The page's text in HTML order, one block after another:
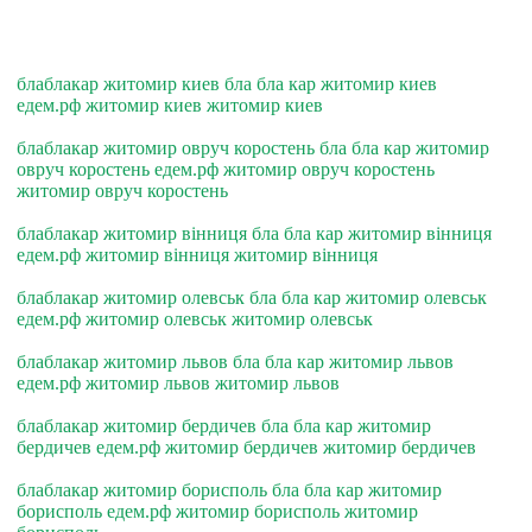
блаблакар житомир киев бла бла кар житомир киев
едем.рф житомир киев житомир киев
блаблакар житомир овруч коростень бла бла кар житомир
овруч коростень едем.рф житомир овруч коростень
житомир овруч коростень
блаблакар житомир вiнниця бла бла кар житомир вiнниця
едем.рф житомир вiнниця житомир вiнниця
блаблакар житомир олевськ бла бла кар житомир олевськ
едем.рф житомир олевськ житомир олевськ
блаблакар житомир львов бла бла кар житомир львов
едем.рф житомир львов житомир львов
блаблакар житомир бердичев бла бла кар житомир
бердичев едем.рф житомир бердичев житомир бердичев
блаблакар житомир борисполь бла бла кар житомир
борисполь едем.рф житомир борисполь житомир